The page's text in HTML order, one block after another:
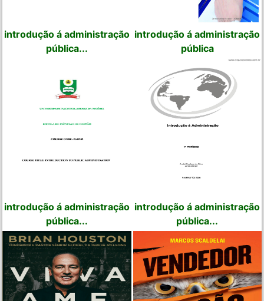
introdução á administração
pública...
introdução á administração
pública
introdução á administração
pública...
introdução á administração
pública...